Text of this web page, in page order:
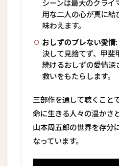
シーンは最大のクライ
用な二人の心が真に結
味わえます。
おしずのブレない愛情:
決して見捨てず、甲斐
続けるおしずの愛情深
救いをもたらします。
三部作を通して聴くこと
命に生きる人々の温かさ
山本周五郎の世界を存分
なっています。